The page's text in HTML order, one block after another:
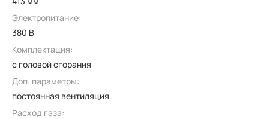
Электропитание:
380 В
Комплектация:
с головой сгорания
Доп. параметры:
постоянная вентиляция
Расход газа: